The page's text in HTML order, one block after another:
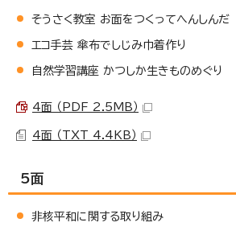
そうさく教室 お面をつくってへんしんだ
エコ手芸 傘布でしじみ巾着作り
自然学習講座 かつしか生きものめぐり
4面 （PDF 2.5MB）
4面 （TXT 4.4KB）
5面
非核平和に関する取り組み